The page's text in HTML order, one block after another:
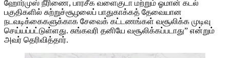
ஹோர்முஸ் நீரிணை, பாரசீக வளைகுடா மற்றும் ஓமான் கடல்
பகுதிகளில் சுற்றுச்சூழலைப் பாதுகாக்கத் தேவையான
நடவடிக்கைகளுக்காக சேவைக் கட்டணங்கள் வசூலிக்க முடிவு
செய்யப்பட்டுள்ளது. சுங்கவரி தனியே வசூலிக்கப்படாது” என்றும்
அவர் தெரிவித்தார்.